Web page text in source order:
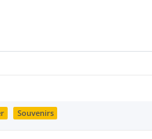
Souvenirs